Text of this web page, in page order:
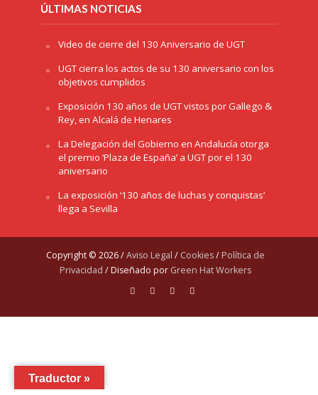
ÚLTIMAS NOTICIAS
Video de cierre del 130 Aniversario de UGT
UGT cierra los actos de su 130 aniversario con los
objetivos cumplidos
Exposición 130 años de UGT vistos por Gallego &
Rey, en Alcalá de Henares
La Delegación del Gobierno en Andalucía otorga
el premio ‘Plaza de España’ a UGT por el 130
aniversario
La exposición ‘130 años de luchas y conquistas’
llega a Sevilla
Copyright © 2026 /Aviso Legal / Cookies/ Política de
Privacidad / Diseñado por Green Hat Workers
Traductor »